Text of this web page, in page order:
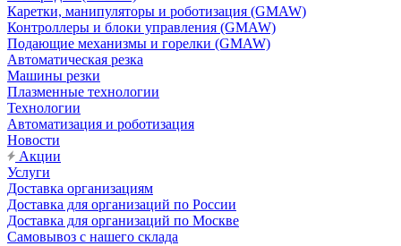
Каретки, манипуляторы и роботизация (GMAW)
Контроллеры и блоки управления (GMAW)
Подающие механизмы и горелки (GMAW)
Автоматическая резка
Машины резки
Плазменные технологии
Технологии
Автоматизация и роботизация
Новости
Акции
Услуги
Доставка организациям
Доставка для организаций по России
Доставка для организаций по Москве
Самовывоз с нашего склада